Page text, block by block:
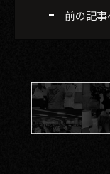
前の記事